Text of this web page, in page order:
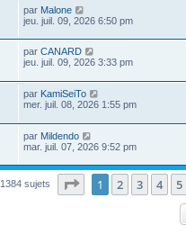
par Malone
jeu. juil. 09, 2026 6:50 pm
par CANARD
jeu. juil. 09, 2026 3:33 pm
par KamiSeiTo
mer. juil. 08, 2026 1:55 pm
par Mildendo
mar. juil. 07, 2026 9:52 pm
1384 sujets Page sur56
1 2 3 4 5